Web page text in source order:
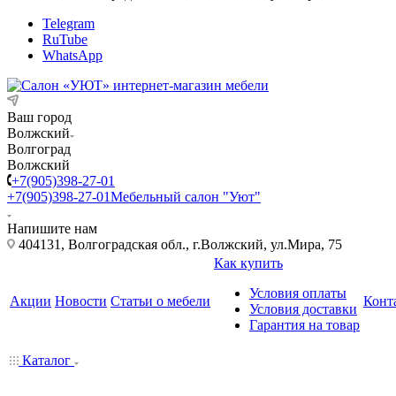
Telegram
RuTube
WhatsApp
Ваш город
Волжский
Волгоград
Волжский
+7(905)398-27-01
+7(905)398-27-01Мебельный салон "Уют"
Напишите нам
404131, Волгоградская обл., г.Волжский, ул.Мира, 75
Акции Новости Статьи о мебели
Как купить
Условия оплаты
Условия доставки
Гарантия на товар
Каталог